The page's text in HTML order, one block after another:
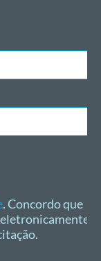
. Concordo que